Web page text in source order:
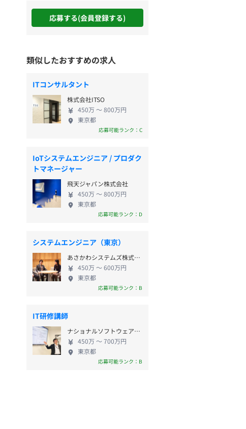
応募する(会員登録する)
類似したおすすめの求人
ITコンサルタント
株式会社ITSO
450万 〜 800万円
東京都
応募可能ランク：C
IoTシステムエンジニア / プロダク
トマネージャー
飛天ジャパン株式会社
450万 〜 800万円
東京都
応募可能ランク：D
システムエンジニア（東京）
あさかわシステムズ株式会社
450万 〜 600万円
東京都
応募可能ランク：B
IT研修講師
ナショナルソフトウェア株式会社
450万 〜 700万円
東京都
応募可能ランク：B